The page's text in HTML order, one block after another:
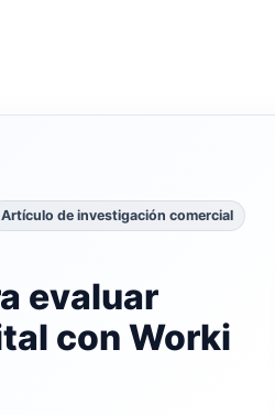
Artículo de investigación comercial
evaluar
con Worki